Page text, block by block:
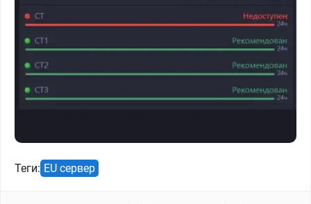
Теги: EU сервер